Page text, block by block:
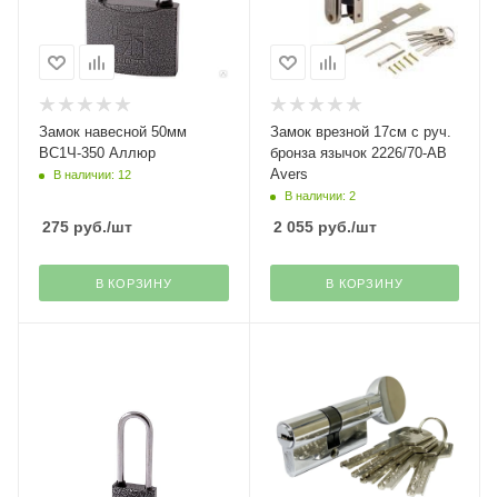
Замок навесной 50мм
ВС1Ч-350 Аллюр
В наличии: 12
275 руб./шт
В КОРЗИНУ
Замок врезной 17см с руч.
бронза язычок 2226/70-АВ
Avers
В наличии: 2
2 055руб./шт
В КОРЗИНУ